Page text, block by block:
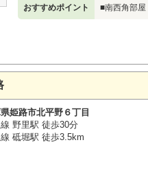
おすすめポイント ■南西角部
姫路市北平野６丁目
野里駅 徒歩30分
砥堀駅 徒歩3.5km